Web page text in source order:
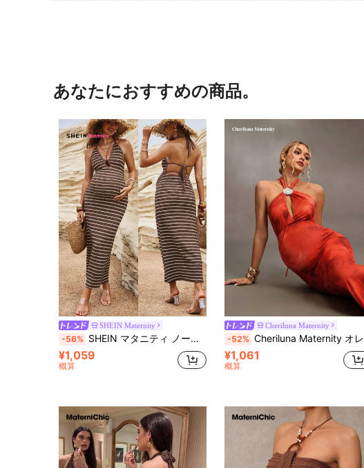
あなたにおすすめの商品。
SHEIN Maternity
-56% SHEIN マタニティ ノースリーブ バックレス ストライプ カジュアルワンピース スパゲッティストラップ 夏用
¥1,059
概算
Cheriluna Maternity
-52% Cheriluna Maternity オレンジ バックレス マキシドレス、タイダイ柄、セクシーなディープVネック、フローイングファブリック、シェルバッグと合わせて、ビーチウェディング、ガラ、夏のパーティーに適しています
¥1,061
概算